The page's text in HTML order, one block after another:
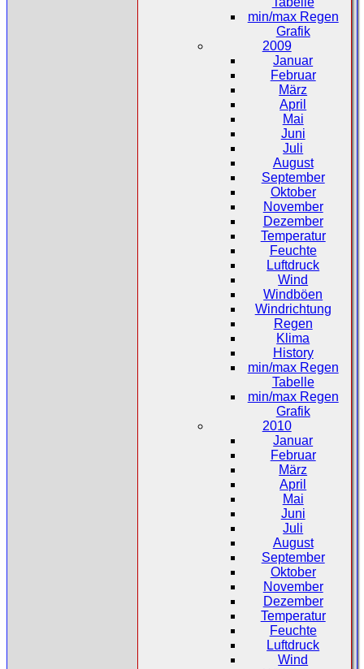
min/max Regen
Grafik
2009
Januar
Februar
März
April
Mai
Juni
Juli
August
September
Oktober
November
Dezember
Temperatur
Feuchte
Luftdruck
Wind
Windböen
Windrichtung
Regen
Klima
History
min/max Regen
Tabelle
min/max Regen
Grafik
2010
Januar
Februar
März
April
Mai
Juni
Juli
August
September
Oktober
November
Dezember
Temperatur
Feuchte
Luftdruck
Wind